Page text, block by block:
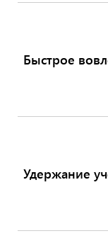
Быстрое
Удержание